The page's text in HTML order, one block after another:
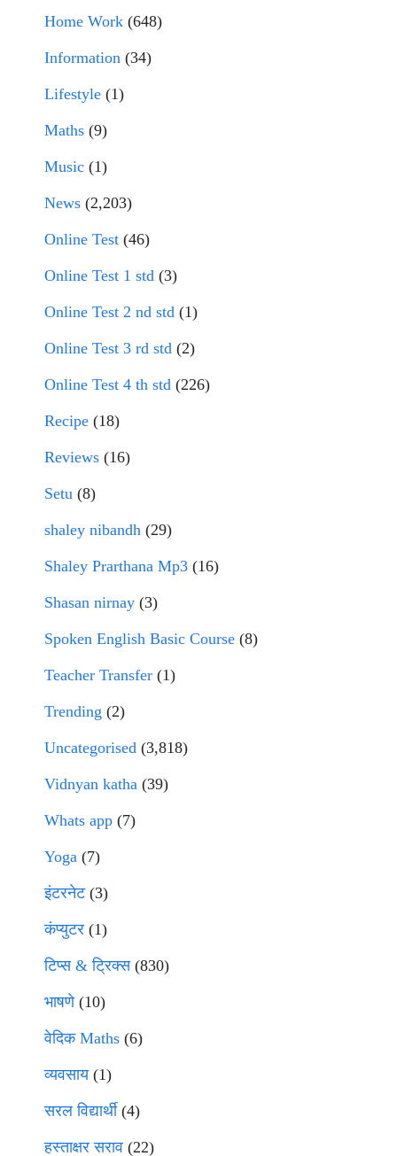
Home Work (648)
Information (34)
Lifestyle (1)
Maths (9)
Music (1)
News (2,203)
Online Test (46)
Online Test 1 std (3)
Online Test 2 nd std (1)
Online Test 3 rd std (2)
Online Test 4 th std (226)
Recipe (18)
Reviews (16)
Setu (8)
shaley nibandh (29)
Shaley Prarthana Mp3 (16)
Shasan nirnay (3)
Spoken English Basic Course (8)
Teacher Transfer (1)
Trending (2)
Uncategorised (3,818)
Vidnyan katha (39)
Whats app (7)
Yoga (7)
इंटरनेट(3)
कंप्युटर (1)
टिप्स & ट्रिक्स(830)
भाषणे(10)
वेदिक Maths (6)
व्यवसाय(1)
सरल विद्यार्थी(4)
हस्ताक्षर सराव (22)